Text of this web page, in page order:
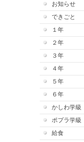
お知らせ
できごと
１年
２年
３年
４年
５年
６年
かしわ学級
ポプラ学級
給食